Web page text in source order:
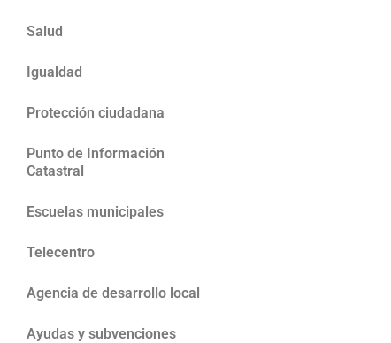
Salud
Igualdad
Protección ciudadana
Punto de Información
Catastral
Escuelas municipales
Telecentro
Agencia de desarrollo local
Ayudas y subvenciones